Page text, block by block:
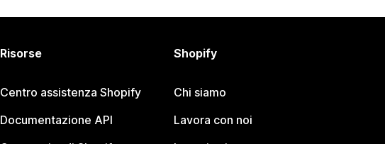
Risorse
Centro assistenza Shopify
Documentazione API
Shopify
Chi siamo
Lavora con noi